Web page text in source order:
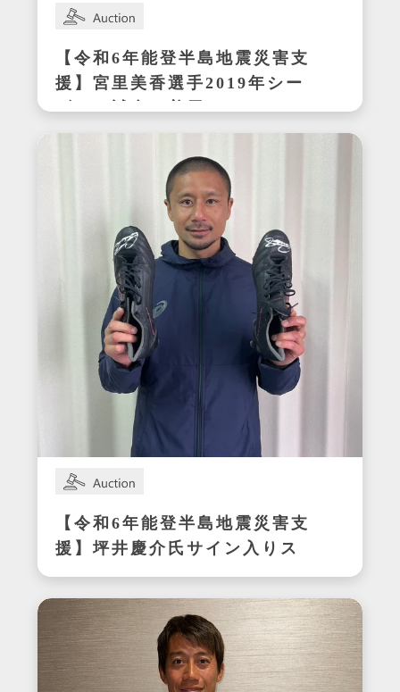
【令和6年能登半島地震災害支
援】宮里美香選手2019年シー
ズンの試合で着用したサイン
入りウェア
【令和6年能登半島地震災害支
援】坪井慶介氏サイン入りス
パイク